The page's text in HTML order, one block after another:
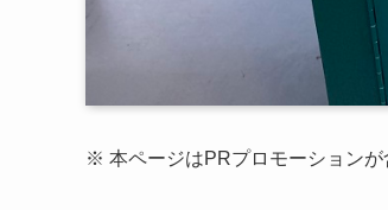
※ 本ページはPRプロモーションが